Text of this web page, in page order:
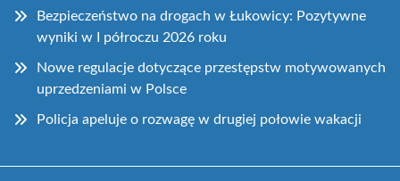
Bezpieczeństwo na drogach w Łukowicy: Pozytywne
wyniki w I półroczu 2026 roku
Nowe regulacje dotyczące przestępstw motywowanych
uprzedzeniami w Polsce
Policja apeluje o rozwagę w drugiej połowie wakacji